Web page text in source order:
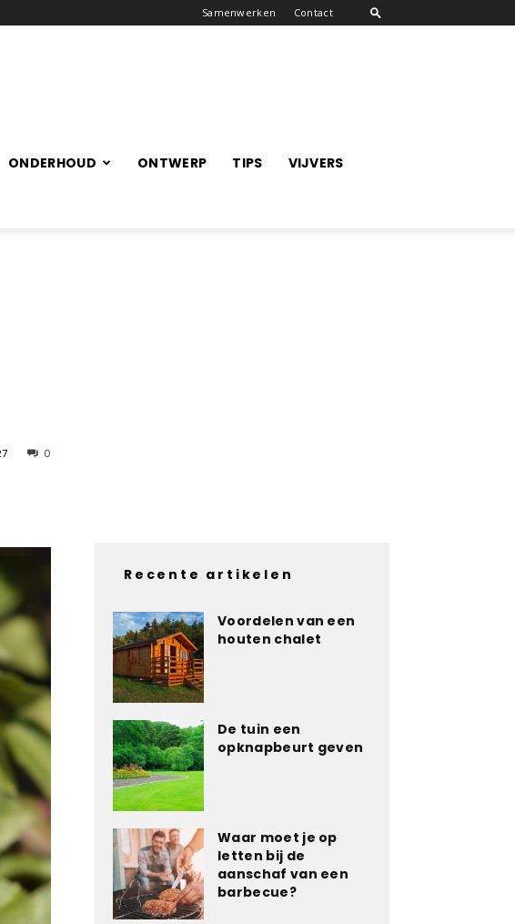
Samenwerken Contact
ONDERHOUD ONTWERP TIPS VIJVERS
0
Recente artikelen
Voordelen van een
houten chalet
De tuin een
opknapbeurt geven
Waar moet je op
letten bij de
aanschaf van een
barbecue?